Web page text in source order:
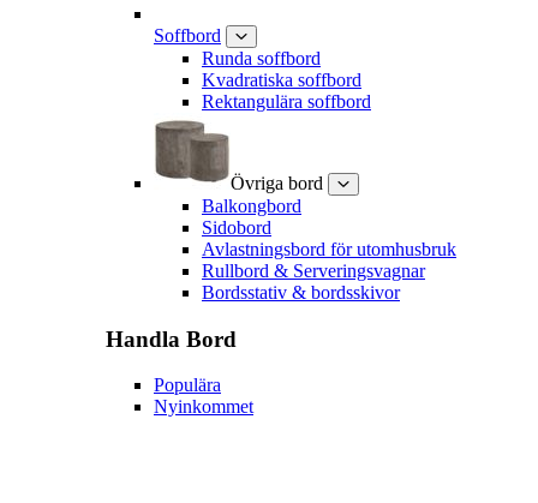
Soffbord
Runda soffbord
Kvadratiska soffbord
Rektangulära soffbord
Övriga bord
Balkongbord
Sidobord
Avlastningsbord för utomhusbruk
Rullbord & Serveringsvagnar
Bordsstativ & bordsskivor
Handla Bord
Populära
Nyinkommet